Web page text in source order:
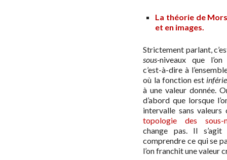
La théorie de
et en images.
Strictement parlant,
sous-niveaux que l’on
c’est-à-dire à
où la fonction est
à une valeur donnée.
d’abord que lorsque
intervalle sans valeurs
topologie des sous-
change pas. Il s’agit
comprendre ce qui se
l’on franchit une valeur